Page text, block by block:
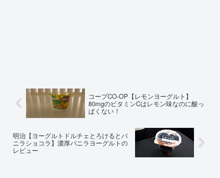
コープCO-OP【レモンヨーグルト】
80mgのビタミンCはレモン味なのに酸っ
ぱくない！
明治【ヨーグルトドルチェとろけるとバ
ニラショコラ】濃厚バニラヨーグルトの
レビュー